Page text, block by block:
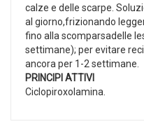
calze e delle scarpe.
al giorno,frizionando
fino alla scomparsadelle
settimane); per evitare
ancora per 1-2 settimane.
PRINCIPI ATTIVI
Ciclopiroxolamina.